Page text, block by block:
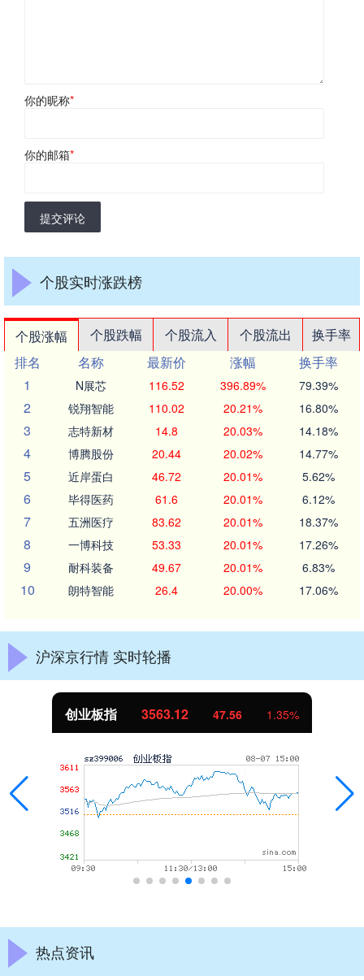
你的昵称*
你的邮箱*
提交评论
个股实时涨跌榜
个股涨幅 个股跌幅 个股流入 个股流出
换手率
排名
名称 最新价 涨幅
换手率
1
N展芯 116.52 396.89% 79.39%
2 锐翔智能 110.02 20.21% 16.80%
3 志特新材 14.8 20.03% 14.18%
4 博腾股份 20.44 20.02% 14.77%
5 近岸蛋白 46.72 20.01% 5.62%
6 毕得医药 61.6 20.01% 6.12%
7 五洲医疗 83.62 20.01% 18.37%
8 一博科技 53.33 20.01% 17.26%
9 耐科装备 49.67 20.01% 6.83%
10 朗特智能 26.4 20.00% 17.06%
沪深京行情 实时轮播
创业板指 3563.12 47.56 1.35%
热点资讯